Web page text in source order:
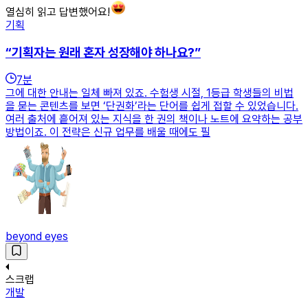
열심히 읽고 답변했어요!
기획
“기획자는 원래 혼자 성장해야 하나요?”
7분
그에 대한 안내는 일체 빠져 있죠. 수험생 시절, 1등급 학생들의 비법
을 묻는 콘텐츠를 보면 ‘단권화’라는 단어를 쉽게 접할 수 있었습니다.
여러 출처에 흩어져 있는 지식을 한 권의 책이나 노트에 요약하는 공부
방법이죠. 이 전략은 신규 업무를 배울 때에도 필
beyond eyes
스크랩
개발